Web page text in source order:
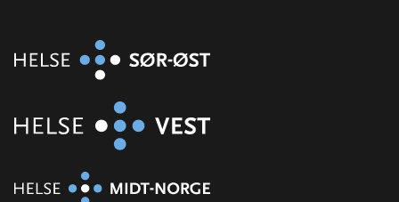
Organisasjon